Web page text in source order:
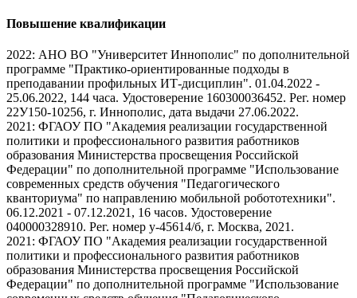
Повышение квалификации
2022: АНО ВО "Университет Иннополис" по дополнительной
программе "Практико-ориентированные подходы в
преподавании профильных ИТ-дисциплин". 01.04.2022 -
25.06.2022, 144 часа. Удостоверение 160300036452. Рег. номер
22У150-10256, г. Иннополис, дата выдачи 27.06.2022.
2021: ФГАОУ ПО "Академия реализации государственной
политики и профессионального развития работников
образования Министерства просвещения Российской
Федерации" по дополнительной программе "Использование
современных средств обучения "Педагогического
кванториума" по направлению мобильной робототехники".
06.12.2021 - 07.12.2021, 16 часов. Удостоверение
040000328910. Рег. номер у-45614/б, г. Москва, 2021.
2021: ФГАОУ ПО "Академия реализации государственной
политики и профессионального развития работников
образования Министерства просвещения Российской
Федерации" по дополнительной программе "Использование